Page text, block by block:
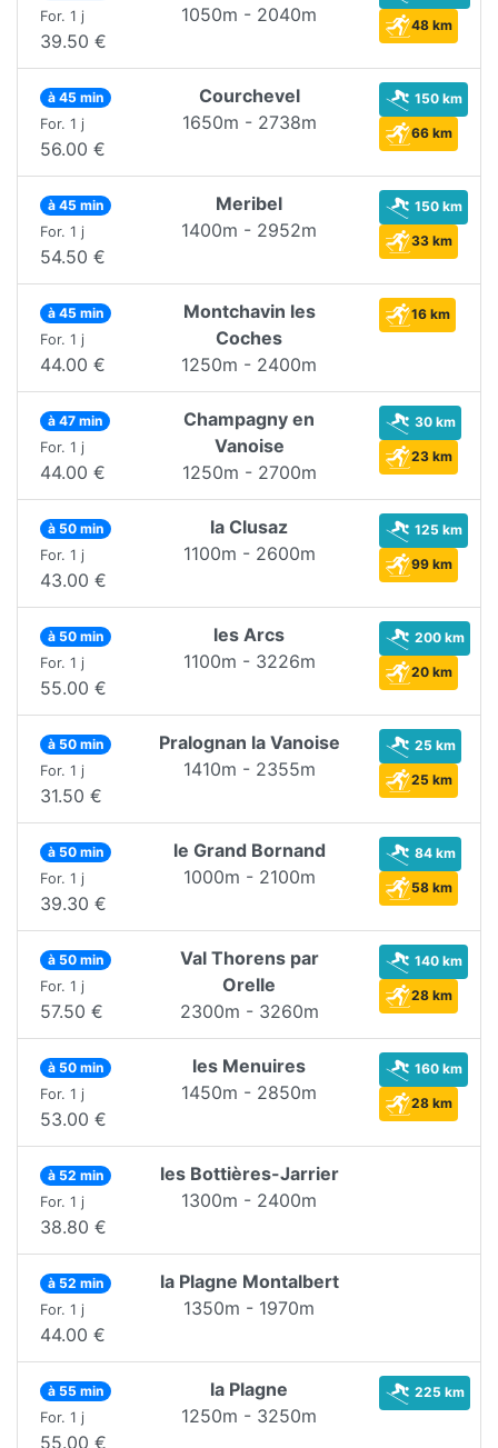
For. 1 j
39.50 €
1050m - 2040m
48 km
à 45 min
For. 1 j
56.00 €
Courchevel
1650m - 2738m
150 km
66 km
à 45 min
For. 1 j
54.50 €
Meribel
1400m - 2952m
150 km
33 km
à 45 min
For. 1 j
44.00 €
Montchavin les
Coches
1250m - 2400m
16 km
à 47 min
For. 1 j
44.00 €
Champagny en
Vanoise
1250m - 2700m
30 km
23 km
à 50 min
For. 1 j
43.00 €
la Clusaz
1100m - 2600m
125 km
99 km
à 50 min
For. 1 j
55.00 €
les Arcs
1100m - 3226m
200 km
20 km
à 50 min
For. 1 j
31.50 €
Pralognan la Vanoise
1410m - 2355m
25 km
25 km
à 50 min
For. 1 j
39.30 €
le Grand Bornand
1000m - 2100m
84 km
58 km
à 50 min
For. 1 j
57.50 €
Val Thorens par
Orelle
2300m - 3260m
140 km
28 km
à 50 min
For. 1 j
53.00 €
les Menuires
1450m - 2850m
160 km
28 km
à 52 min
For. 1 j
38.80 €
les Bottières-Jarrier
1300m - 2400m
à 52 min
For. 1 j
44.00 €
la Plagne Montalbert
1350m - 1970m
à 55 min
For. 1 j
55.00 €
la Plagne
1250m - 3250m
225 km